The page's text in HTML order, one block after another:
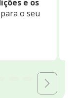
e os
o seu